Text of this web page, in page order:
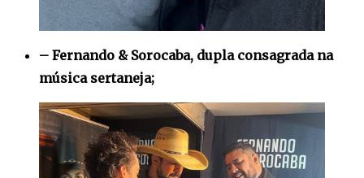
– Fernando & Sorocaba, dupla consagrada na
música sertaneja;